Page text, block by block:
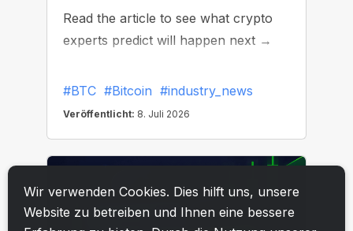
Wir verwenden Cookies. Dies hilft uns, unsere
Website zu betreiben und Ihnen eine bessere